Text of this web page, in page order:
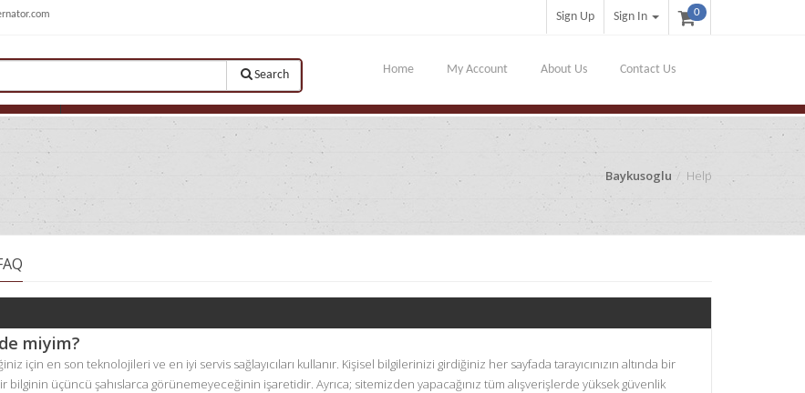
Sign Up Sign In 0
Search Home My Account About Us
Contact Us
PARTS
Baykusoglu Help
miyim?
için en son teknolojileri ve en iyi servis sağlayıcıları kullanır. Kişisel bilgilerinizi girdiğiniz her sayfada tarayıcınızın altında bir
bilginin üçüncü şahıslarca görünemeyeceğinin işaretidir. Ayrıca; sitemizden yapacağınız tüm alışverişlerde yüksek güvenlik